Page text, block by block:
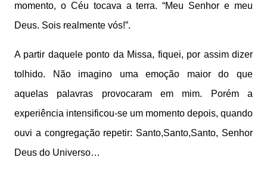
momento, o Céu tocava a terra. “Meu Senhor e meu
Deus. Sois realmente vós!”.
A partir daquele ponto da Missa, fiquei, por assim dizer
tolhido. Não imagino uma emoção maior do que
aquelas palavras provocaram em mim. Porém a
experiência intensificou-se um momento depois, quando
ouvi a congregação repetir: Santo,Santo,Santo, Senhor
Deus do Universo…